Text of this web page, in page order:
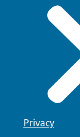
Privacy